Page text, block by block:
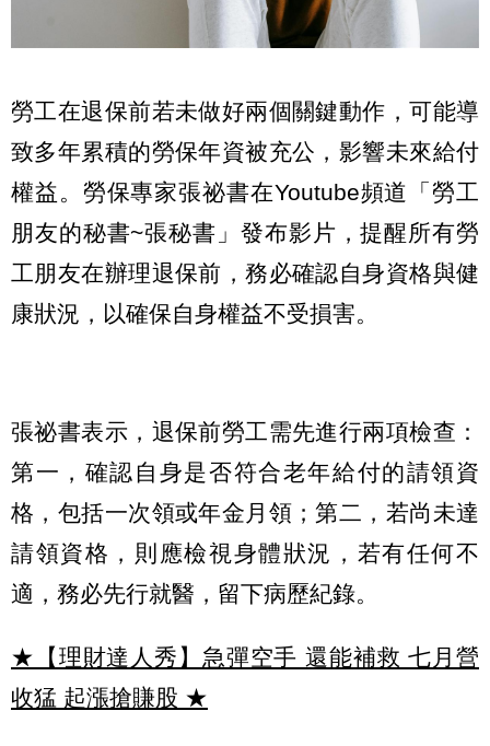
勞工在退保前若未做好兩個關鍵動作，可能導
致多年累積的勞保年資被充公，影響未來給付
權益。勞保專家張祕書在Youtube頻道「勞工
朋友的秘書~張秘書」發布影片，提醒所有勞
工朋友在辦理退保前，務必確認自身資格與健
康狀況，以確保自身權益不受損害。
張祕書表示，退保前勞工需先進行兩項檢查：
第一，確認自身是否符合老年給付的請領資
格，包括一次領或年金月領；第二，若尚未達
請領資格，則應檢視身體狀況，若有任何不
適，務必先行就醫，留下病歷紀錄。
★【理財達人秀】急彈空手 還能補救 七月營
收猛 起漲搶賺股 ★